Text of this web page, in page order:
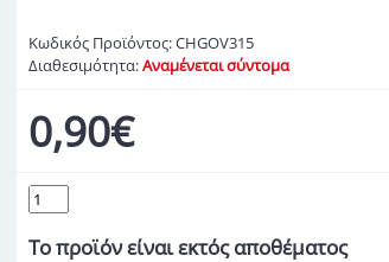
Κωδικός Προϊόντος:CHGOV315
Διαθεσιμότητα:Αναμένεται σύντομα
0,90€
Το προϊόνείναι εκτός αποθέματος